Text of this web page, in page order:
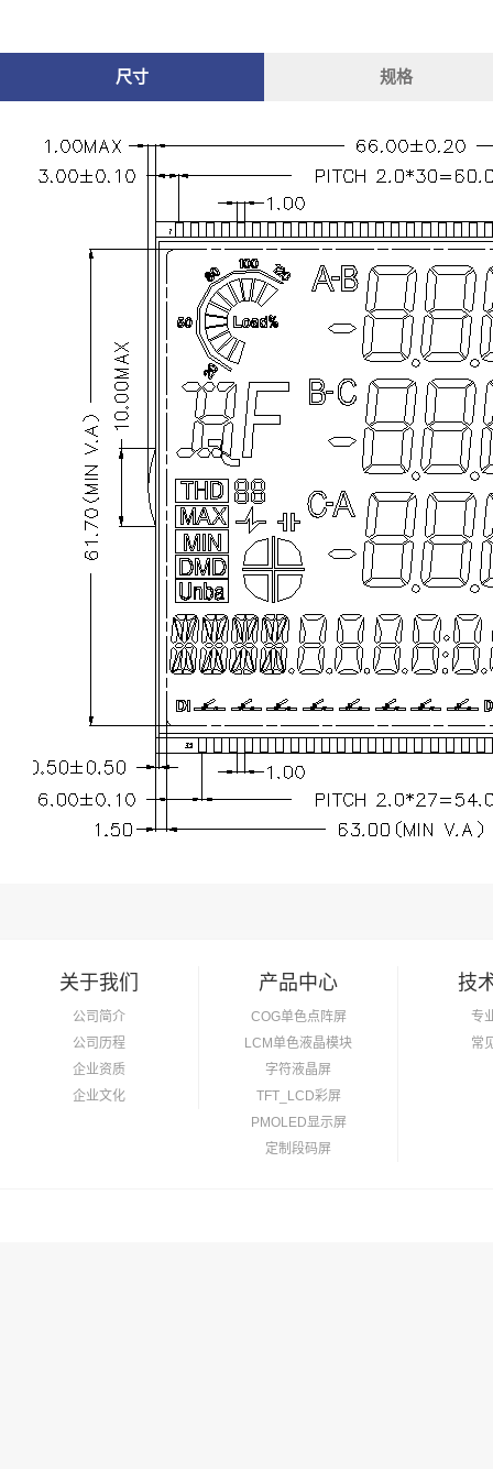
尺寸 规格
关于我们
公司简介
公司历程
企业资质
企业文化
产品中心
COG单色点阵屏
LCM单色液晶模块
字符液晶屏
TFT_LCD彩屏
PMOLED显示屏
定制段码屏
技
专
常